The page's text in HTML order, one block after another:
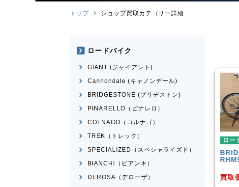
トップ ショップ買取カテゴリー詳細
ロードバイク
BRIDGESTONEANCHOR
RHM9 2011年頃モデル
買取価格 ¥
ロー
モ
買取
ロードバイク
GIANT (ジャイアント)
Cannondale (キャノンデール)
BRIDGESTONE (ブリヂストン)
PINARELLO（ピナレロ）
COLNAGO（コルナゴ）
TREK（トレック）
SPECIALIZED（スペシャライズド）
BIANCHI（ビアンキ）
DEROSA（デローザ）